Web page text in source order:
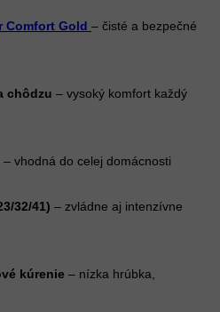
Comfort Gold – čisté a bezpečné
chôdzu – vysoký komfort každý
– vhodná do celej domácnosti
32/41) – zvládne aj intenzívne
kúrenie – nízka hrúbka,